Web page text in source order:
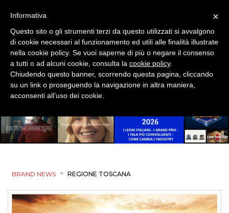
EDITORIA
ESTERNA
RADIO / AUDIO
TV
DATI
BRAND NEWS > REGIONE TOSCANA
×
Informativa
Questo sito o gli strumenti terzi da questo utilizzati si avvalgono
di cookie necessari al funzionamento ed utili alle finalità illustrate
nella cookie policy. Se vuoi saperne di più o negare il consenso
a tutti o ad alcuni cookie, consulta la cookie policy.
Chiudendo questo banner, scorrendo questa pagina, cliccando
su un link o proseguendo la navigazione in altra maniera,
acconsenti all’uso dei cookie.